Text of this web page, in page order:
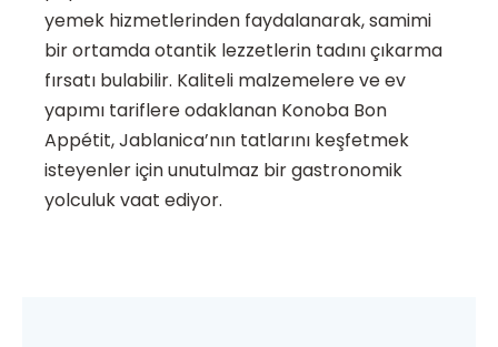
yemek hizmetlerinden faydalanarak, samimi
bir ortamda otantik lezzetlerin tadını çıkarma
fırsatı bulabilir. Kaliteli malzemelere ve ev
yapımı tariflere odaklanan Konoba Bon
Appétit, Jablanica’nın tatlarını keşfetmek
isteyenler için unutulmaz bir gastronomik
yolculuk vaat ediyor.